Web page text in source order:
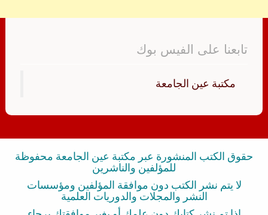
تابعنا على الفيس بوك
‏مكتبة عين الجامعة‏
حقوق الكتب المنشورة عبر مكتبة عين الجامعة محفوظة
للمؤلفين والناشرين
لا يتم نشر الكتب دون موافقة المؤلفين ومؤسسات
النشر والمجلات والدوريات العلمية